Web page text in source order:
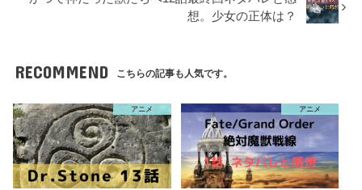
想。少女の正体は？
RECOMMEND こちらの記事も人気です。
アニメ アニメ